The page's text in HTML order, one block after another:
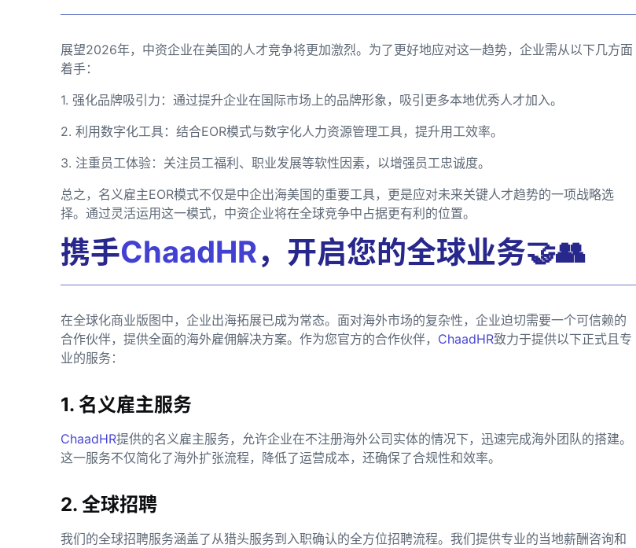
展望2026年，中资企业在美国的人才竞争将更加激烈。为了更好地应对这一趋势，企业需从以下几方面
着手：
1. 强化品牌吸引力：通过提升企业在国际市场上的品牌形象，吸引更多本地优秀人才加入。
2. 利用数字化工具：结合EOR模式与数字化人力资源管理工具，提升用工效率。
3. 注重员工体验：关注员工福利、职业发展等软性因素，以增强员工忠诚度。
总之，名义雇主EOR模式不仅是中企出海美国的重要工具，更是应对未来关键人才趋势的一项战略选
择。通过灵活运用这一模式，中资企业将在全球竞争中占据更有利的位置。
携手ChaadHR，开启您的全球业务🤝👥
在全球化商业版图中，企业出海拓展已成为常态。面对海外市场的复杂性，企业迫切需要一个可信赖的
合作伙伴，提供全面的海外雇佣解决方案。作为您官方的合作伙伴， ChaadHR致力于提供以下正式且专
业的服务：
1. 名义雇主服务
ChaadHR提供的名义雇主服务，允许企业在不注册海外公司实体的情况下，迅速完成海外团队的搭建。
这一服务不仅简化了海外扩张流程，降低了运营成本，还确保了合规性和效率。
2. 全球招聘
我们的全球招聘服务涵盖了从猎头服务到入职确认的全方位招聘流程。我们提供专业的当地薪酬咨询和